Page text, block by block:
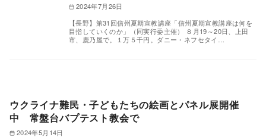
2024年7月26日
【長野】第31回信州夏期宣教講座「信州夏期宣教講座は何を
目指していくのか」（同実行委主催） ８月19～20日、上田
市、鹿乃屋で。１万５千円。ダニー・ネフセタイ…
ウクライナ難民・子どもたちの絵画とパネル展開催
中 常盤台バプテスト教会で
2024年5月14日